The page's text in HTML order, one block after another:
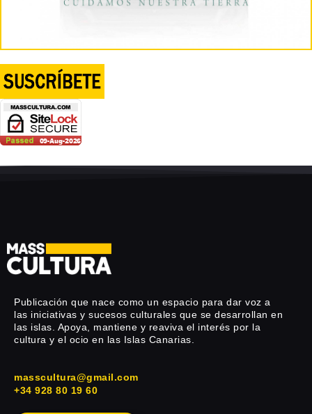
Publicación que nace como un espacio para dar voz a
las iniciativas y sucesos culturales que se desarrollan en
las islas. Apoya, mantiene y reaviva el interés por la
cultura y el ocio en las Islas Canarias.
masscultura@gmail.com
+34 928 80 19 60